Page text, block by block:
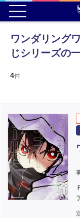
ワンダリング
じシリーズの
4件